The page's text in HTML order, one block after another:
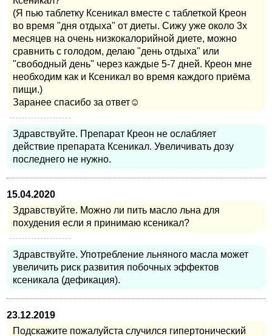
(Я пью таблетку Ксеникал вместе с таблеткой Креон
во время "дня отдыха" от диеты. Сижу уже около 3х
месяцев на очень низкокалорийной диете, можно
сравнить с голодом, делаю "день отдыха" или
"свободный день" через каждые 5-7 дней. Креон мне
необходим как и Ксеникал во время каждого приёма
пищи.)
Заранее спасибо за ответ☺
Здравствуйте. Препарат Креон не ослабляет
действие препарата Ксеникал. Увеличивать дозу
последнего не нужно.
15.04.2020
Здравствуйте. Можно ли пить масло льна для
похудения если я принимаю ксеникал?
Здравствуйте. Употребление льняного масла может
увеличить риск развития побочных эффектов
ксеникала (дефикация).
23.12.2019
Подскажите пожалуйста случился гипертонический